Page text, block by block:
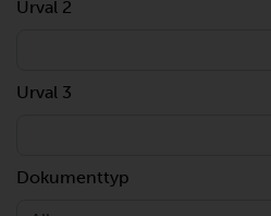
Urval 2
Urval 3
Dokumenttyp